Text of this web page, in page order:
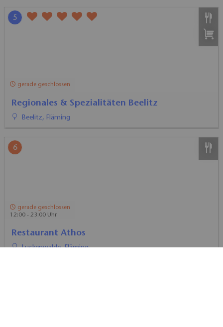
5
gerade geschlossen
Regionales & Spezialitäten Beelitz
Beelitz, Fläming
6
gerade geschlossen
12:00 - 23:00 Uhr
Restaurant Athos
Luckenwalde, Fläming